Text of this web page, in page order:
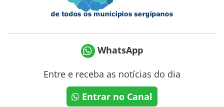
WhatsApp
Entre e receba as notícias do dia
Entrar no Canal